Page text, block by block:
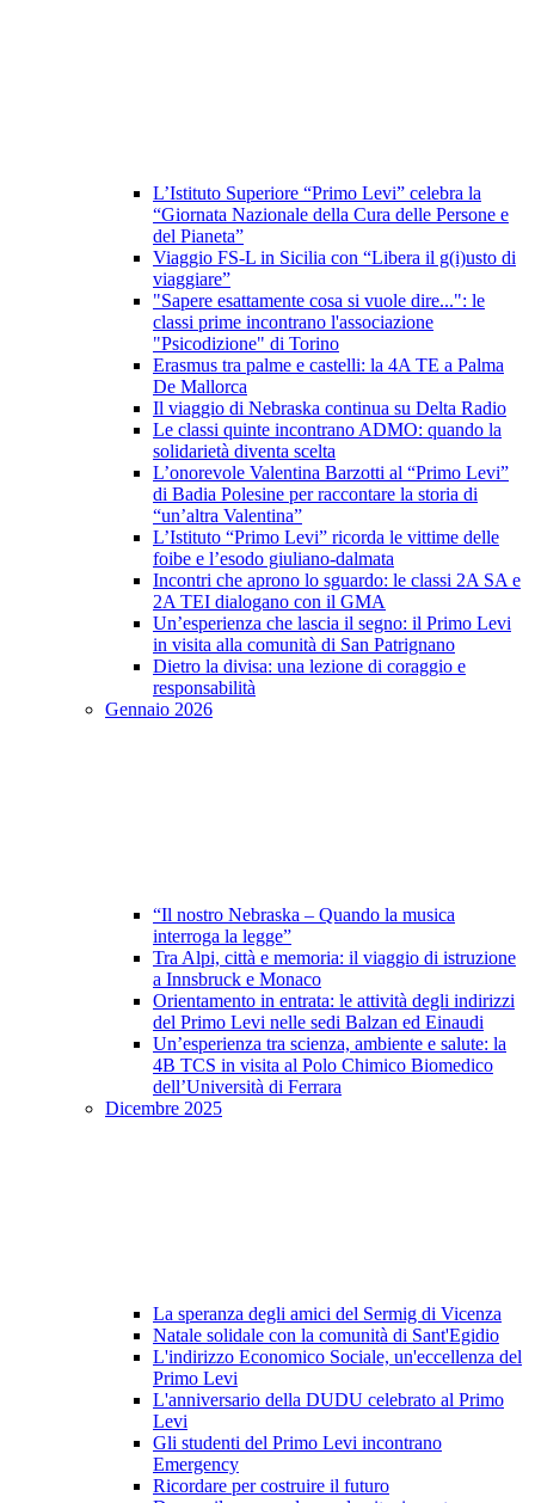
L’Istituto Superiore “Primo Levi” celebra la
“Giornata Nazionale della Cura delle Persone e
del Pianeta”
Viaggio FS-L in Sicilia con “Libera il g(i)usto di
viaggiare”
"Sapere esattamente cosa si vuole dire...": le
classi prime incontrano l'associazione
"Psicodizione" di Torino
Erasmus tra palme e castelli: la 4A TE a Palma
De Mallorca
Il viaggio di Nebraska continua su Delta Radio
Le classi quinte incontrano ADMO: quando la
solidarietà diventa scelta
L’onorevole Valentina Barzotti al “Primo Levi”
di Badia Polesine per raccontare la storia di
“un’altra Valentina”
L’Istituto “Primo Levi” ricorda le vittime delle
foibe e l’esodo giuliano-dalmata
Incontri che aprono lo sguardo: le classi 2A SA e
2A TEI dialogano con il GMA
Un’esperienza che lascia il segno: il Primo Levi
in visita alla comunità di San Patrignano
Dietro la divisa: una lezione di coraggio e
responsabilità
Gennaio 2026
“Il nostro Nebraska – Quando la musica
interroga la legge”
Tra Alpi, città e memoria: il viaggio di istruzione
a Innsbruck e Monaco
Orientamento in entrata: le attività degli indirizzi
del Primo Levi nelle sedi Balzan ed Einaudi
Un’esperienza tra scienza, ambiente e salute: la
4B TCS in visita al Polo Chimico Biomedico
dell’Università di Ferrara
Dicembre 2025
La speranza degli amici del Sermig di Vicenza
Natale solidale con la comunità di Sant'Egidio
L'indirizzo Economico Sociale, un'eccellenza del
Primo Levi
L'anniversario della DUDU celebrato al Primo
Levi
Gli studenti del Primo Levi incontrano
Emergency
Ricordare per costruire il futuro